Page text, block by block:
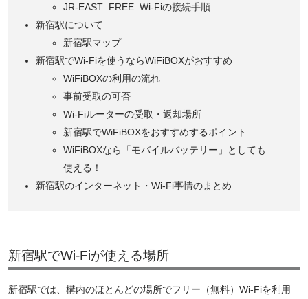
JR-EAST_FREE_Wi-Fiの接続手順
新宿駅について
新宿駅マップ
新宿駅でWi-Fiを使うならWiFiBOXがおすすめ
WiFiBOXの利用の流れ
事前受取の可否
Wi-Fiルーターの受取・返却場所
新宿駅でWiFiBOXをおすすめするポイント
WiFiBOXなら「モバイルバッテリー」としても
使える！
新宿駅のインターネット・Wi-Fi事情のまとめ
新宿駅でWi-Fiが使える場所
新宿駅では、構内のほとんどの場所でフリー（無料）Wi-Fiを利用